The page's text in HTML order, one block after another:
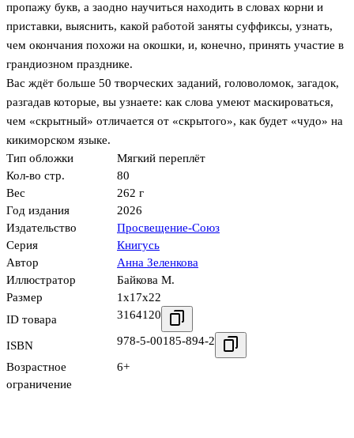
пропажу букв, а заодно научиться находить в словах корни и
приставки, выяснить, какой работой заняты суффиксы, узнать,
чем окончания похожи на окошки, и, конечно, принять участие в
грандиозном празднике.
Вас ждёт больше 50 творческих заданий, головоломок, загадок,
разгадав которые, вы узнаете: как слова умеют маскироваться,
чем «скрытный» отличается от «скрытого», как будет «чудо» на
кикиморском языке.
Тип обложки
Мягкий переплёт
Кол-во стр.
80
Вес
262 г
Год издания
2026
Издательство
Просвещение-Союз
Серия
Книгусь
Автор
Анна Зеленкова
Иллюстратор
Байкова М.
Размер
1x17x22
ID товара
3164120
ISBN 978-5-00185-894-2
Возрастное
ограничение
6+